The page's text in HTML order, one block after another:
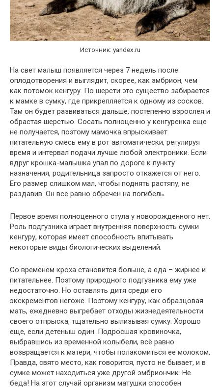
Источник: yandex.ru
На свет малыш появляется через 7 недель после
оплодотворения и выглядит, скорее, как эмбрион, чем
как потомок кенгуру. По шерсти это существо забирается
к мамке в сумку, где прикрепляется к одному из сосков.
Там он будет развиваться дальше, постепенно взрослея и
обрастая шерстью. Сосать полноценно у кенгуренка еще
не получается, поэтому мамочка впрыскивает
питательную смесь ему в рот автоматически, регулируя
время и интервал подачи лучше любой электроники. Если
вдруг крошка-малышка упал по дороге к пункту
назначения, родительница запросто откажется от него.
Его размер слишком мал, чтобы поднять растяпу, не
раздавив. Он все равно обречен на погибель.
Первое время полноценного стула у новорожденного нет.
Роль подгузника играет внутренняя поверхность сумки
кенгуру, которая имеет способность впитывать
некоторые виды биологических выделений.
Со временем кроха становится больше, а еда – жирнее и
питательнее. Поэтому природного подгузника ему уже
недостаточно. Но оставлять дитя среди его
экскрементов негоже. Поэтому кенгуру, как образцовая
мать, ежедневно выгребает отходы жизнедеятельности
своего отпрыска, тщательно вылизывая сумку. Хорошо
еще, если детеныш один. Подросшая кровиночка,
выбравшись из временной колыбели, всё равно
возвращается к матери, чтобы полакомиться ее молоком.
Правда, свято место, как говорится, пусто не бывает, и в
сумке может находиться уже другой эмбриончик. Не
беда! На этот случай организм матушки способен